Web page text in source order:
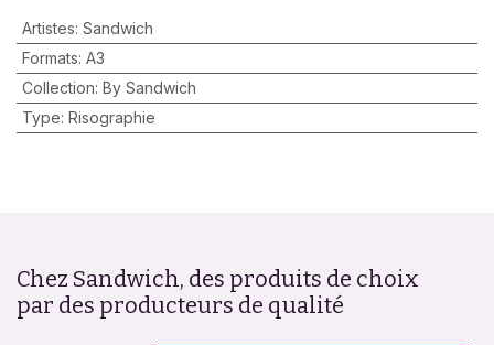
Artistes: Sandwich
Formats: A3
Collection: By Sandwich
Type: Risographie
Chez Sandwich, des produits de choix
par des producteurs de qualité